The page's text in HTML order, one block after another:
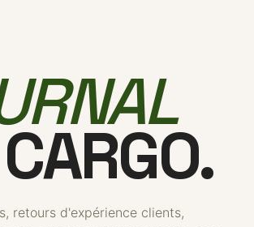
retours d'expérience clients,